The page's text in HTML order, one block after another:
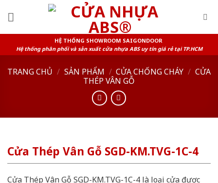
HỆ THỐNG SHOWROOM SAIGONDOOR
Hệ thống phân phối và sản xuất cửa nhựa ABS uy tín giá rẻ tại TP.HCM
TRANG CHỦ / SẢN PHẨM / CỬA CHỐNG CHÁY / CỬA
THÉP VÂN GỖ
Cửa Thép Vân Gỗ SGD-KM.TVG-1C-4
Cửa Thép Vân Gỗ SGD-KM.TVG-1C-4 là loại cửa được